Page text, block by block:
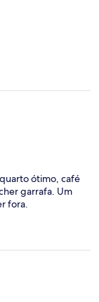
ótimo, café
garrafa. Um
fora.